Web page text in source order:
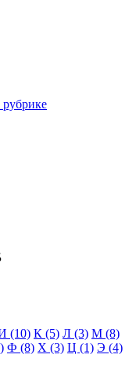
рубрике
(10) К (5) Л (3) М (8)
Ф (8) Х (3) Ц (1) Э (4)